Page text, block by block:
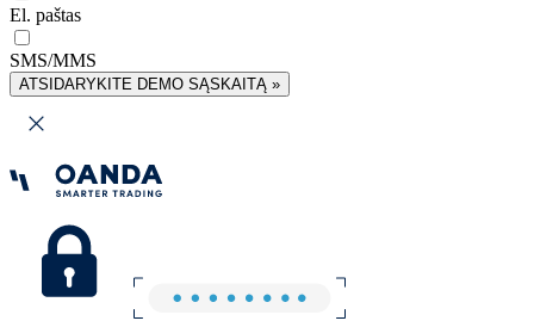
El. paštas
SMS/MMS
ATSIDARYKITE DEMO SĄSKAITĄ »